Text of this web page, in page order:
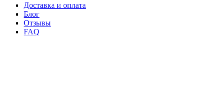
Доставка и оплата
Блог
Отзывы
FAQ